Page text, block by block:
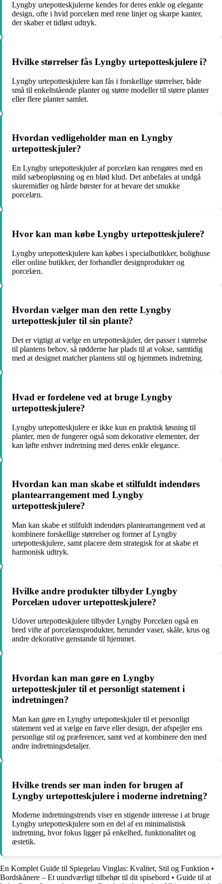
Lyngby urtepotteskjulerne kendes for deres enkle og elegante
design, ofte i hvid porcelæn med rene linjer og skarpe kanter,
der skaber et tidløst udtryk.
Hvilke størrelser fås Lyngby urtepotteskjulere i?
Lyngby urtepotteskjulere kan fås i forskellige størrelser, både
små til enkeltstående planter og større modeller til større planter
eller flere planter samlet.
Hvordan vedligeholder man en Lyngby
urtepotteskjuler?
En Lyngby urtepotteskjuler af porcelæn kan rengøres med en
mild sæbeopløsning og en blød klud. Det anbefales at undgå
skuremidler og hårde børster for at bevare det smukke
porcelæn.
Hvor kan man købe Lyngby urtepotteskjulere?
Lyngby urtepotteskjulere kan købes i specialbutikker, bolighuse
eller online butikker, der forhandler designprodukter og
porcelæn.
Hvordan vælger man den rette Lyngby
urtepotteskjuler til sin plante?
Det er vigtigt at vælge en urtepotteskjuler, der passer i størrelse
til plantens behov, så rødderne har plads til at vokse, samtidig
med at designet matcher plantens stil og hjemmets indretning.
Hvad er fordelene ved at bruge Lyngby
urtepotteskjulere?
Lyngby urtepotteskjulere er ikke kun en praktisk løsning til
planter, men de fungerer også som dekorative elementer, der
kan løfte enhver indretning med deres enkle elegance.
Hvordan kan man skabe et stilfuldt indendørs
plantearrangement med Lyngby
urtepotteskjulere?
Man kan skabe et stilfuldt indendørs plantearrangement ved at
kombinere forskellige størrelser og former af Lyngby
urtepotteskjulere, samt placere dem strategisk for at skabe et
harmonisk udtryk.
Hvilke andre produkter tilbyder Lyngby
Porcelæn udover urtepotteskjulere?
Udover urtepotteskjulere tilbyder Lyngby Porcelæn også en
bred vifte af porcelænsprodukter, herunder vaser, skåle, krus og
andre dekorative genstande til hjemmet.
Hvordan kan man gøre en Lyngby
urtepotteskjuler til et personligt statement i
indretningen?
Man kan gøre en Lyngby urtepotteskjuler til et personligt
statement ved at vælge en farve eller design, der afspejler ens
personlige stil og præferencer, samt ved at kombinere den med
andre indretningsdetaljer.
Hvilke trends ser man inden for brugen af
Lyngby urtepotteskjulere i moderne indretning?
Moderne indretningstrends viser en stigende interesse i at bruge
Lyngby urtepotteskjulere som en del af en minimalistisk
indretning, hvor fokus ligger på enkelhed, funktionalitet og
æstetik.
En Komplet Guide til Spiegelau Vinglas: Kvalitet, Stil og Funktion •
Bordskånere – Et uundværligt tilbehør til dit spisebord • Guide til at